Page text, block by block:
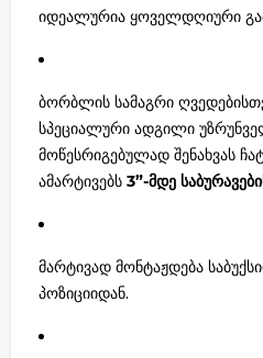
იდეალურია ყოველდღიური
ბორბლის სამაგრი
სპეციალური ადგილი
მოწესრიგებულად შენახვას
ამარტივებს 3”-მდე
მარტივად მონტაჟდება
პოზიციიდან.